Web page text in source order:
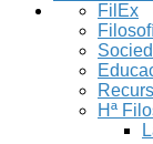
FilEx
Hª